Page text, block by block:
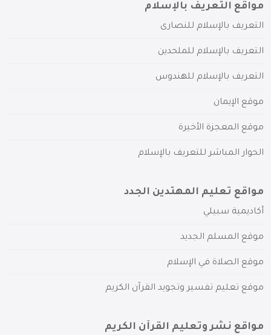
مواقع التعريف بالإسلام
التعريف بالإسلام للنصارى
التعريف بالإسلام للملحدين
التعريف بالإسلام للهندوس
موقع الإيمان
موقع المعجزة الأخيرة
الحوار المباشر للتعريف بالإسلام
مواقع تعليم المهتدين الجدد
أكاديمية سبيلي
موقع المسلم الجديد
موقع الصلاة في الإسلام
موقع تعليم تفسير وتجويد القرآن الكريم
مواقع نشر وتعليم القرآن الكريم